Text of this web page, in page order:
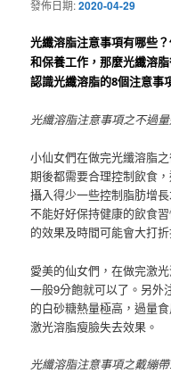
發佈日期:2020-04-29
光纖溶脂注意事項有哪些？
和保養工作，那麼光纖溶
認識光纖溶脂的8個注意事
光纖溶脂注意事項之不過
小仙女們在做完光纖溶脂
期後都需要合理控制飲食
攝入得少一些控制脂肪增
不能好好保持健康的飲食
的效果及時間可能會大打折
愛美的仙女們，在做完激
一般9分飽就可以了。 另外
的白砂糖熱量極高，過量
激光溶脂瘦臉失去效果。
光纖溶脂注意事項之戴繃